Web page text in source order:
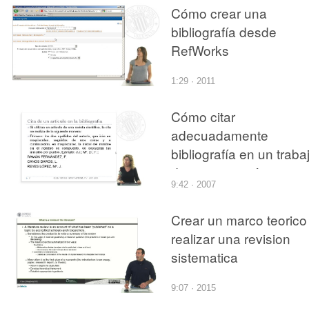
Cómo crear una
bibliografía desde
RefWorks
1:29 · 2011
Cómo citar
adecuadamente
bibliografía en un
de investigación
9:42 · 2007
Crear un marco
realizar una revision
sistematica
9:07 · 2015